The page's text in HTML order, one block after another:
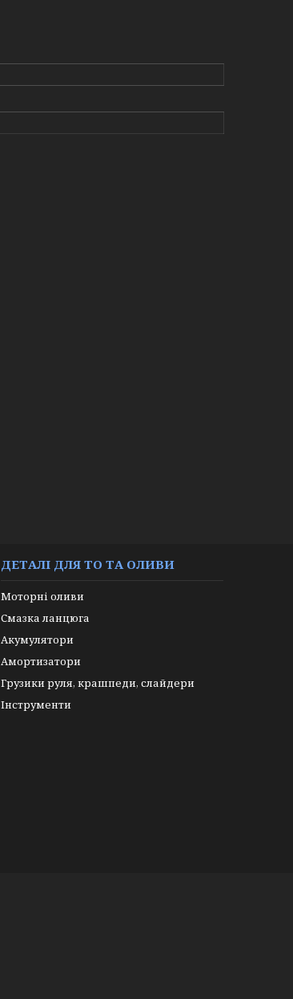
ДЕТАЛІ ДЛЯ ТО ТА ОЛИВИ
Моторні оливи
Смазка ланцюга
Акумулятори
Амортизатори
Грузики руля, крашпеди, слайдери
Інструменти